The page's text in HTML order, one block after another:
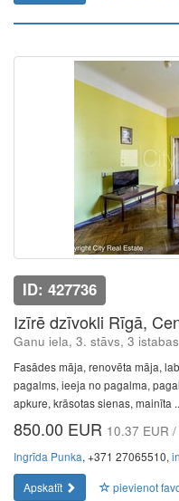
ID: 427736
Izīrē dzīvokli Rīgā,
Ganu iela, 3. stāvs, 3
Fasādes māja, renovēta māja,
pagalms, ieeja no pagalma,
apkure, krāsotas sienas, mainīta
850.00 EUR 10.37 EUR /
Ingrīda Punka, +371 27065510,
Apskatīt
pievienot